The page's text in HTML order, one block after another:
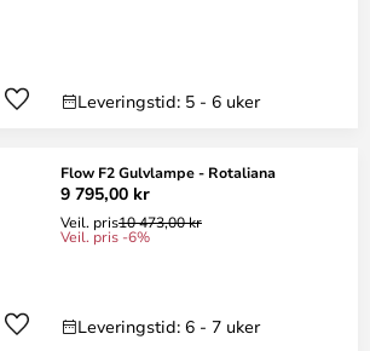
Leveringstid: 5 - 6 uker
Flow F2 Gulvlampe - Rotaliana
9 795,00 kr
Veil. pris10 473,00 kr
Veil. pris -6%
Leveringstid: 6 - 7 uker